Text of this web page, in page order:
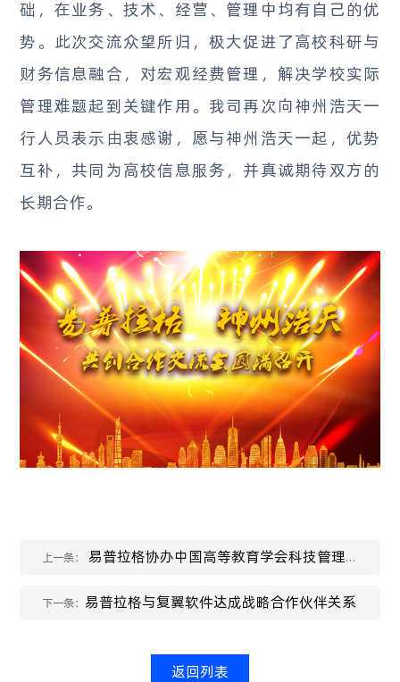
础，在业务、技术、经营、管理中均有自己的优
势。此次交流众望所归，极大促进了高校科研与
财务信息融合，对宏观经费管理，解决学校实际
管理难题起到关键作用。我司再次向神州浩天一
行人员表示由衷感谢，愿与神州浩天一起，优势
互补，共同为高校信息服务，并真诚期待双方的
长期合作。
上一条：
易普拉格协办中国高等教育学会科技管理
研究分会学术年会暨理事会换届会议
下一条： 易普拉格与复翼软件达成战略合作伙伴关系
返回列表